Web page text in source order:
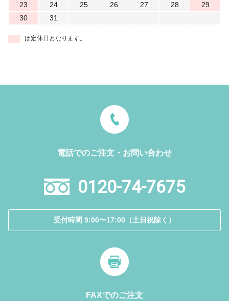
23
24 25 26 27 28
29
30
31
は定休日となります。
電話でのご注文・お問い合わせ
0120-74-7675
受付時間 9:00〜17:00（土日祝除く）
FAXでのご注文